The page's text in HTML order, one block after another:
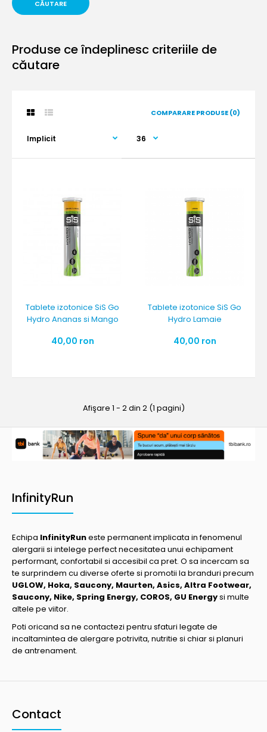
Produse ce îndeplinesc criteriile de
căutare
COMPARARE PRODUSE (0)
Tablete izotonice SiS Go
Hydro Ananas si Mango
40,00 ron
Tablete izotonice SiS Go
Hydro Lamaie
40,00 ron
Afişare 1 - 2 din 2 (1 pagini)
InfinityRun
Echipa InfinityRuneste permanent implicata in fenomenul
alergarii si intelege perfect necesitatea unui echipament
performant, confortabil si accesibil ca pret. O sa incercam sa
te surprindem cu diverse oferte si promotii la branduri precum
UGLOW, Hoka, Saucony, Maurten, Asics, Altra Footwear,
Saucony, Nike, Spring Energy, COROS, GU Energysi multe
altele pe viitor.
Poti oricand sa ne contactezi pentru sfaturi legate de
incaltamintea de alergare potrivita, nutritie si chiar si planuri
de antrenament.
Contact